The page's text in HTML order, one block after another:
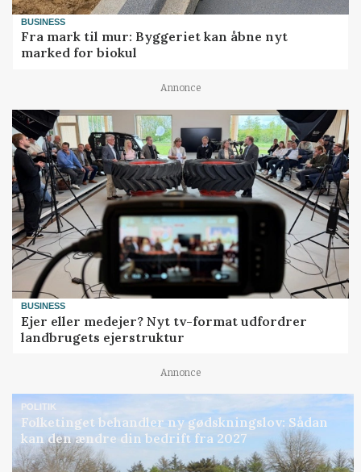
BUSINESS
Fra mark til mur: Byggeriet kan åbne nyt
marked for biokul
Annonce
BUSINESS
Ejer eller medejer? Nyt tv-format udfordrer
landbrugets ejerstruktur
Annonce
POLITIK
Folketinget behandler ny gødskningslov: Sådan
kan den ændre din bedrift fra 2027